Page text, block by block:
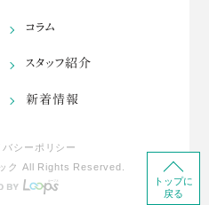
トップに
戻る
コラム
スタッフ紹介
新着情報
バシーポリシー
ク All Rights Reserved.